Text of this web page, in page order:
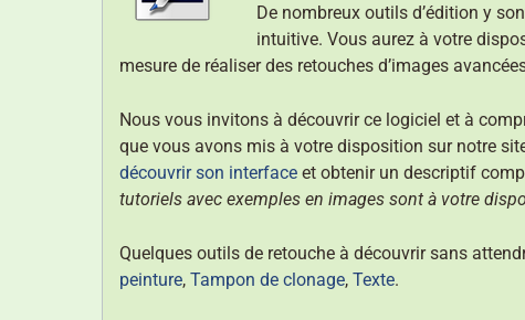
De nombreux outils d’édition y
intuitive. Vous aurez à votre
mesure de réaliser des retouches d’images
Nous vous invitons à découvrir ce logiciel et à
que vous avons mis à votre disposition sur notre
découvrir son interface et obtenir un descriptif
tutoriels avec exemples en images sont à votre
Quelques outils de retouche à découvrir sans
peinture, Tampon de clonage, Texte.